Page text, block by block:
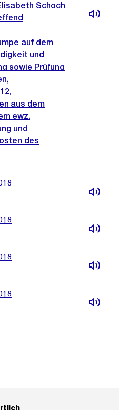
Schoch
auf dem
und
sowie Prüfung
aus dem
ewz,
und
des